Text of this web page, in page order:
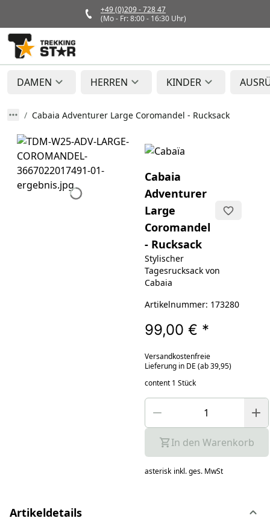
+49 (0)209 - 728 47
(Mo - Fr: 8:00 - 16:30 Uhr)
DAMEN HERREN KINDER
Cabaia Adventurer Large Coromandel - Rucksack
Cabaia
Adventurer
Large
Coromandel
- Rucksack
Stylischer
Tagesrucksack von
Cabaia
Artikelnummer: 173280
99,00 € *
Versandkostenfreie
Lieferung in DE (ab 39,95)
content 1 Stück
In den Warenkorb
asterisk inkl. ges. MwSt
Artikeldetails